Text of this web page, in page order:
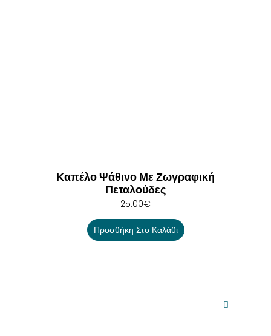
Καπέλο Ψάθινο Με Ζωγραφική
Πεταλούδες
25.00€
Προσθήκη Στο Καλάθι